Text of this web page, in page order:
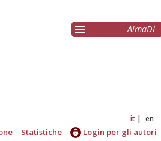
AlmaDL
it en
Statistiche Login per gli autori